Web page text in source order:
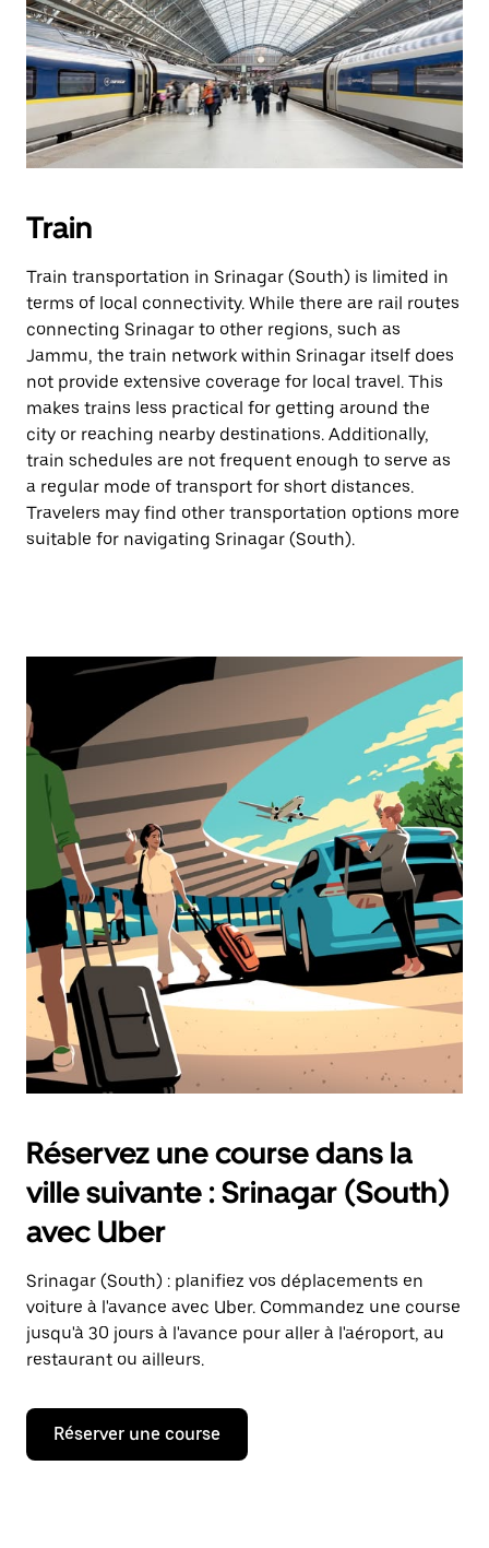
Train
Train transportation in Srinagar (South) is limited in
terms of local connectivity. While there are rail routes
connecting Srinagar to other regions, such as
Jammu, the train network within Srinagar itself does
not provide extensive coverage for local travel. This
makes trains less practical for getting around the
city or reaching nearby destinations. Additionally,
train schedules are not frequent enough to serve as
a regular mode of transport for short distances.
Travelers may find other transportation options more
suitable for navigating Srinagar (South).
Réservez une course dans la
ville suivante : Srinagar (South)
avec Uber
Srinagar (South) : planifiez vos déplacements en
voiture à l'avance avec Uber. Commandez une course
jusqu'à 30 jours à l'avance pour aller à l'aéroport, au
restaurant ou ailleurs.
Réserver une course